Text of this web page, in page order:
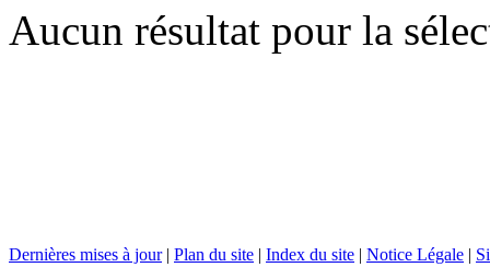
Aucun résultat pour la
Dernières mises à jour| Plan du site | Index du site | Notice Légale |